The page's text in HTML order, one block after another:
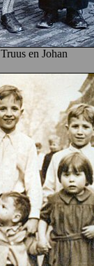
Truus en Johan